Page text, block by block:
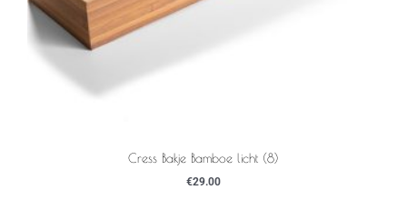
Cress Bakje Bamboe licht (8)
€29.00